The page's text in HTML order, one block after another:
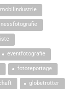
eventfotografie
fotoreportage
globetrotter